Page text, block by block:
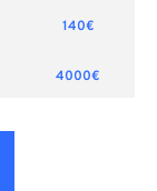
140€
4000€